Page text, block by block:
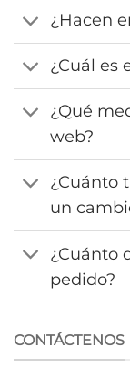
¿Hacen
¿Cuál es
¿Qué
web?
¿Cuánto
un
¿Cuánto
pedido?
CONTÁCTENOS